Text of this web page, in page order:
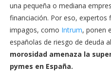
una pequeña o mediana
financiación. Por eso, expertos
impagos, como Intrum, ponen
españolas de riesgo de deuda
morosidad amenaza la
pymes en España.